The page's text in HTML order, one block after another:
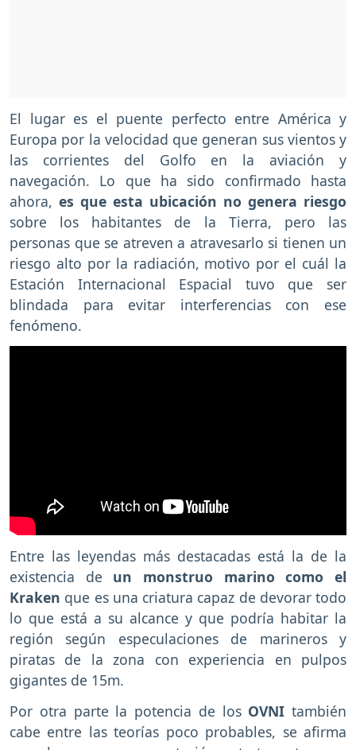
El lugar es el puente perfecto entre América y
Europa por la velocidad que generan sus vientos y
las corrientes del Golfo en la aviación y
navegación. Lo que ha sido confirmado hasta
ahora, es que esta ubicación no genera riesgo
sobre los habitantes de la Tierra, pero las
personas que se atreven a atravesarlo si tienen un
riesgo alto por la radiación, motivo por el cuál la
Estación Internacional Espacial tuvo que ser
blindada para evitar interferencias con ese
fenómeno.
Entre las leyendas más destacadas está la de la
existencia de un monstruo marino como el
Kraken que es una criatura capaz de devorar todo
lo que está a su alcance y que podría habitar la
región según especulaciones de marineros y
piratas de la zona con experiencia en pulpos
gigantes de 15m.
Por otra parte la potencia de los OVNI también
cabe entre las teorías poco probables, se afirma